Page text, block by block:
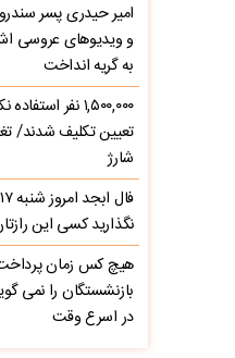
امیر حیدری پسر
و ویدیوهای عروسی
به گریه انداخت
۱,۵۰۰,۰۰۰ نفر
تعیین تکلیف شدند/
شارژ
نگذارید کسی این
هیچ کس زمان
بازنشستگان را نمی
در اسرع وقت